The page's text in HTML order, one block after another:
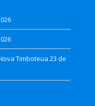
Timboteua 23 de